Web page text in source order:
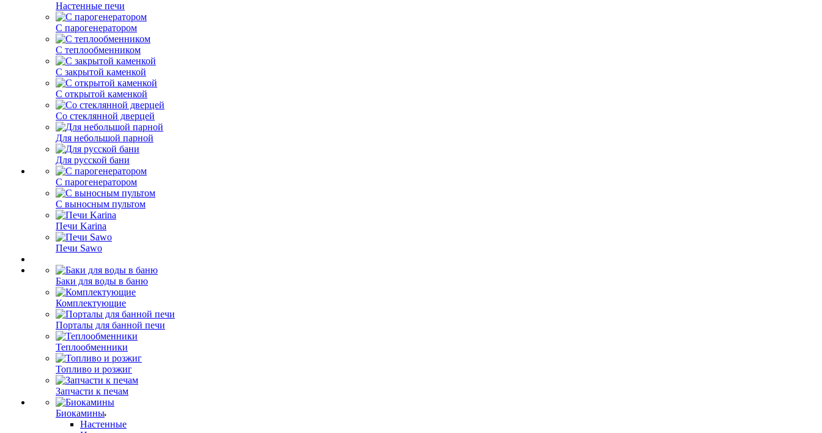
Настенные печи
С парогенератором
С теплообменником
С закрытой каменкой
С открытой каменкой
Со стеклянной дверцей
Для небольшой парной
Для русской бани
С парогенератором
С выносным пультом
Печи Karina
Печи Sawo
Баки для воды в баню
Комплектующие
Порталы для банной печи
Теплообменники
Топливо и розжиг
Запчасти к печам
Биокамины
Настенные